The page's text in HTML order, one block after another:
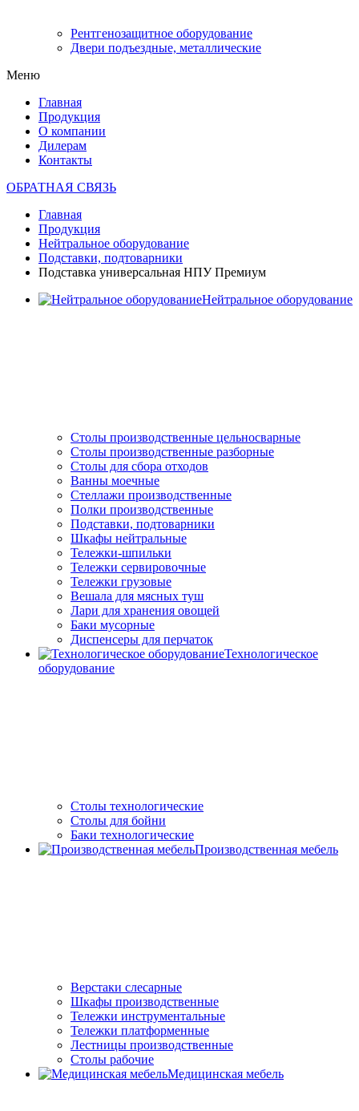
Рентгенозащитное оборудование
Двери подъездные, металлические
Меню
Главная
Продукция
О компании
Дилерам
Контакты
ОБРАТНАЯ СВЯЗЬ
Главная
Продукция
Нейтральное оборудование
Подставки, подтоварники
Подставка универсальная НПУ Премиум
Нейтральное оборудование
Столы производственные цельносварные
Cтолы производственные разборные
Столы для сбора отходов
Ванны моечные
Стеллажи производственные
Полки производственные
Подставки, подтоварники
Шкафы нейтральные
Тележки-шпильки
Тележки сервировочные
Тележки грузовые
Вешала для мясных туш
Лари для хранения овощей
Баки мусорные
Диспенсеры для перчаток
Технологическое
оборудование
Столы технологические
Столы для бойни
Баки технологические
Производственная мебель
Верстаки слесарные
Шкафы производственные
Тележки инструментальные
Тележки платформенные
Лестницы производственные
Столы рабочие
Медицинская мебель